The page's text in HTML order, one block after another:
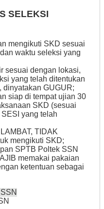
SELEKSI
mengikuti SKD sesuai
waktu seleksi yang
sesuai dengan lokasi,
yang telah ditentukan
dinyatakan GUGUR;
siap di tempat ujian 30
SKD (sesuai
yang telah
TIDAK
mengikuti SKD;
SPTB Poltek SSN
memakai pakaian
ketentuan sebagai